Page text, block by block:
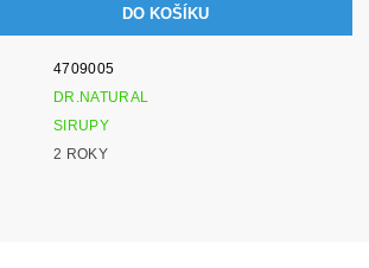
4709005
DR.NATURAL
SIRUPY
2 ROKY